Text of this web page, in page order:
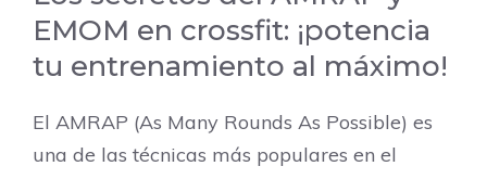
EMOM en crossfit: ¡potencia
tu entrenamiento al máximo!
El AMRAP (As Many Rounds As Possible) es
una de las técnicas más populares en el